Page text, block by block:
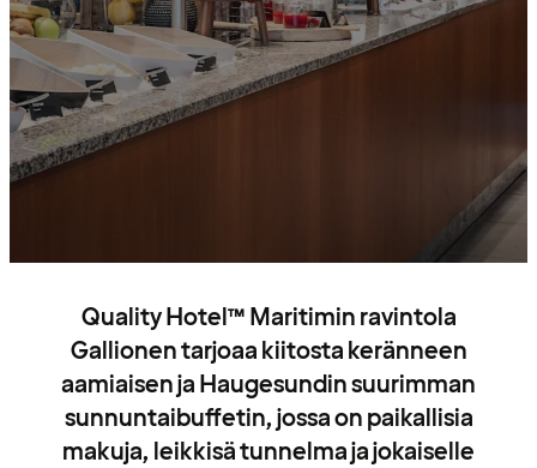
Quality Hotel™ Maritimin ravintola
Gallionen tarjoaa kiitosta keränneen
aamiaisen ja Haugesundin suurimman
sunnuntaibuffetin, jossa on paikallisia
makuja, leikkisä tunnelma ja jokaiselle